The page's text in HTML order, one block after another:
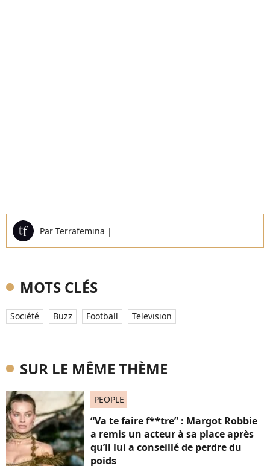
Par Terrafemina |
MOTS CLÉS
Société Buzz Football Television
SUR LE MÊME THÈME
PEOPLE
“Va te faire f**tre” : Margot Robbie
a remis un acteur à sa place après
qu’il lui a conseillé de perdre du
poids